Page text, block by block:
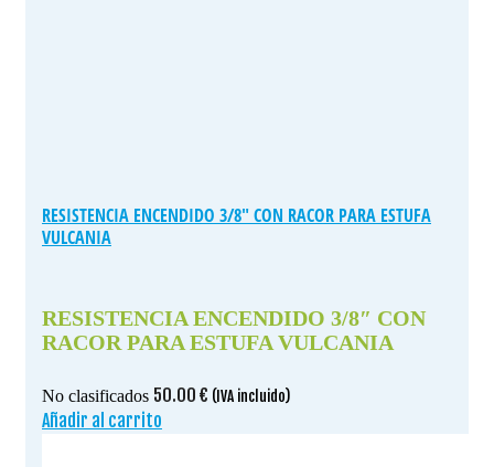
RESISTENCIA ENCENDIDO 3/8″ CON RACOR PARA ESTUFA
VULCANIA
RESISTENCIA ENCENDIDO 3/8″ CON
RACOR PARA ESTUFA VULCANIA
No clasificados 50.00 € (IVA incluido)
Añadir al carrito